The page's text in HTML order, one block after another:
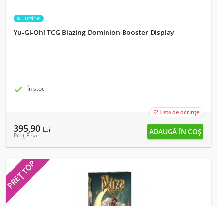
Jucărie
Yu-Gi-Oh! TCG Blazing Dominion Booster Display
 În stoc
 Lista de dorințe
395,90 Lei
Preț Final
PREȚ TOP